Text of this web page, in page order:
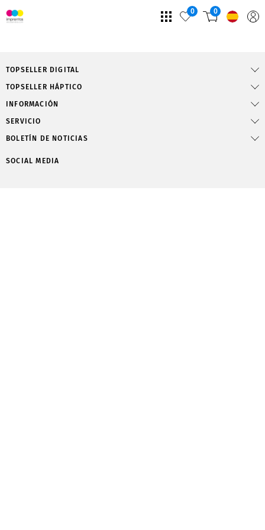
0 0
TOPSELLER DIGITAL
TOPSELLER HÁPTICO
INFORMACIÓN
SERVICIO
BOLETÍN DE NOTICIAS
SOCIAL MEDIA